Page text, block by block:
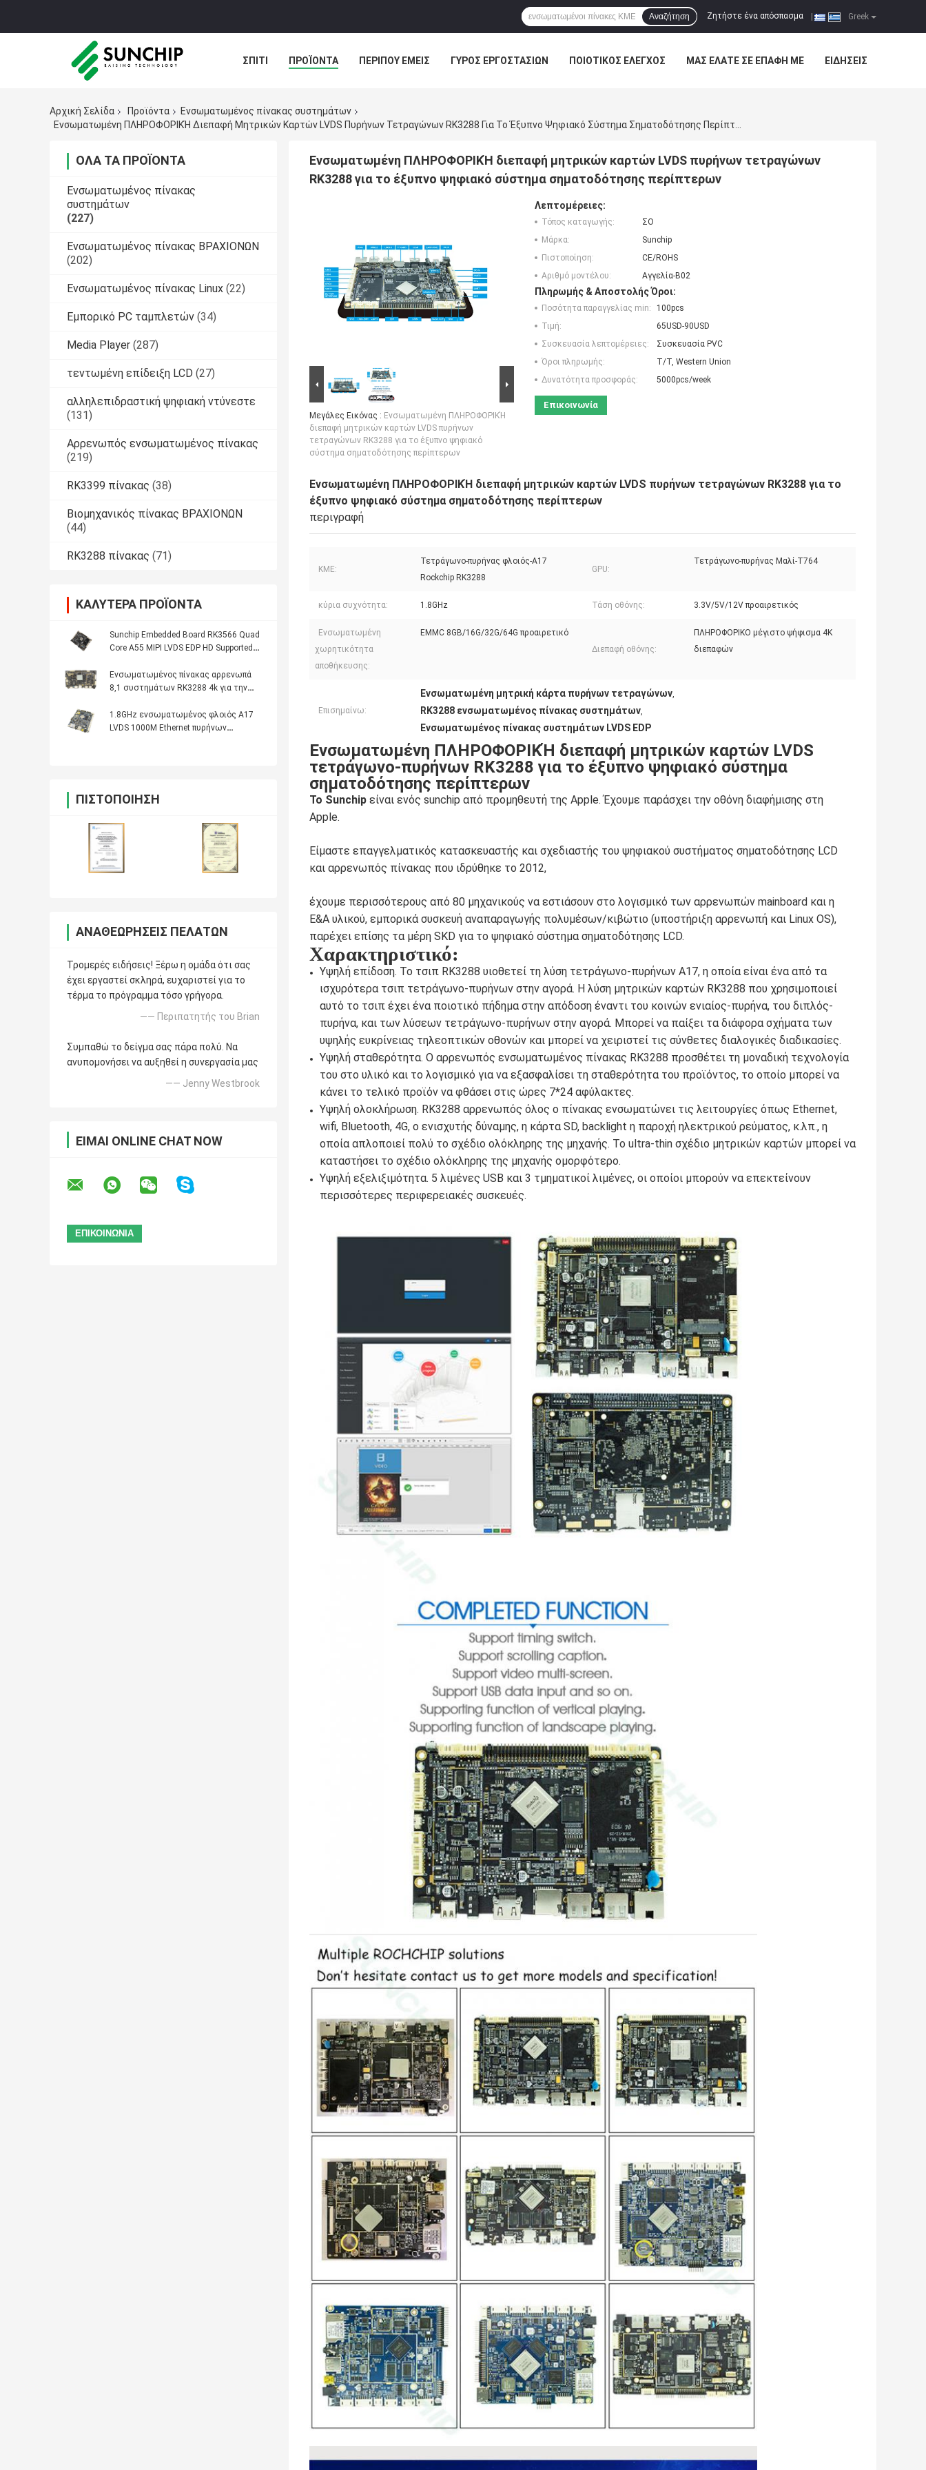
Greek
Ζητήστε ένα απόσπασμα
Αναζήτηση
ΣΠΊΤΙ ΠΡΟΪΌΝΤΑ ΠΕΡΊΠΟΥ ΕΜΕΊΣ ΓΎΡΟΣ ΕΡΓΟΣΤΑΣΊΩΝ ΠΟΙΟΤΙΚΌΣ ΈΛΕΓΧΟΣ ΜΑΣ ΕΛΆΤΕ ΣΕ ΕΠΑΦΉ ΜΕ ΕΙΔΉΣΕΙΣ
Αρχική Σελίδα
Προϊόντα
Ενσωματωμένος πίνακας συστημάτων
ΌΛΑ ΤΑ ΠΡΟΪΌΝΤΑ
Ενσωματωμένος πίνακας
συστημάτων
(227)
Ενσωματωμένος πίνακας ΒΡΑΧΙΟΝΩΝ
(202)
Ενσωματωμένος πίνακας Linux (22)
Εμπορικό PC ταμπλετών (34)
Media Player (287)
τεντωμένη επίδειξη LCD (27)
αλληλεπιδραστική ψηφιακή ντύνεστε
(131)
Αρρενωπός ενσωματωμένος πίνακας
(219)
RK3399 πίνακας (38)
Βιομηχανικός πίνακας ΒΡΑΧΙΟΝΩΝ
(44)
RK3288 πίνακας (71)
ΚΑΛΎΤΕΡΑ ΠΡΟΪΌΝΤΑ
Sunchip Embedded Board RK3566 Quad
Core A55 MIPI LVDS EDP HD Supported
Ενσωματωμένος πίνακας αρρενωπά
8,1 συστημάτων RK3288 4k για την
1.8GHz ενσωματωμένος φλοιός A17
LVDS 1000M Ethernet πυρήνων
ΠΙΣΤΟΠΟΊΗΣΗ
ΑΝΑΘΕΩΡΉΣΕΙΣ ΠΕΛΑΤΏΝ
Τρομερές ειδήσεις! Ξέρω η ομάδα ότι σας
έχει εργαστεί σκληρά, ευχαριστεί για το
τέρμα το πρόγραμμα τόσο γρήγορα.
—— Περιπατητής του Brian
Συμπαθώ το δείγμα σας πάρα πολύ. Να
ανυπομονήσει να αυξηθεί η συνεργασία μας
—— Jenny Westbrook
ΕΊΜΑΙ ONLINE CHAT NOW
Ενσωματωμένη ΠΛΗΡΟΦΟΡΙΚΉ διεπαφή μητρικών καρτών LVDS πυρήνων τετραγώνων
RK3288 για το έξυπνο ψηφιακό σύστημα σηματοδότησης περίπτερων
Μεγάλες Εικόνας : Ενσωματωμένη ΠΛΗΡΟΦΟΡΙΚΉ
διεπαφή μητρικών καρτών LVDS πυρήνων
τετραγώνων RK3288 για το έξυπνο ψηφιακό
σύστημα σηματοδότησης περίπτερων
Λεπτομέρειες:
Τόπος καταγωγής:
ΣΟ
Μάρκα:
Sunchip
Πιστοποίηση:
CE/ROHS
Αριθμό μοντέλου:
Αγγελία-B02
Πληρωμής & Αποστολής Όροι:
Ποσότητα παραγγελίας min:
100pcs
Τιμή:
65USD-90USD
Συσκευασία λεπτομέρειες:
Συσκευασία PVC
Όροι πληρωμής:
T/T, Western Union
Δυνατότητα προσφοράς:
5000pcs/week
Επικοινωνία
Ενσωματωμένη ΠΛΗΡΟΦΟΡΙΚΉ διεπαφή μητρικών καρτών LVDS πυρήνων τετραγώνων RK3288 για το
έξυπνο ψηφιακό σύστημα σηματοδότησης περίπτερων
περιγραφή
ΚΜΕ:
Τετράγωνο-πυρήνας φλοιός-A17
Rockchip RK3288
GPU:
Τετράγωνο-πυρήνας Μαλί-T764
κύρια συχνότητα: 1.8GHz Τάση οθόνης: 3.3V/5V/12V προαιρετικός
Ενσωματωμένη
χωρητικότητα
αποθήκευσης:
EMMC 8GB/16G/32G/64G προαιρετικό
Διεπαφή οθόνης:
ΠΛΗΡΟΦΟΡΙΚΟ μέγιστο ψήφισμα 4K
διεπαφών
Επισημαίνω:
Ενσωματωμένη μητρική κάρτα πυρήνων τετραγώνων
RK3288 ενσωματωμένος πίνακας συστημάτων
Ενσωματωμένος πίνακας συστημάτων LVDS EDP
Ενσωματωμένη ΠΛΗΡΟΦΟΡΙΚΉ διεπαφή μητρικών καρτών LVDS
τετράγωνο-πυρήνων RK3288 για το έξυπνο ψηφιακό σύστημα
σηματοδότησης περίπτερων
Το Sunchip είναι ενός sunchip από προμηθευτή της Apple. Έχουμε παράσχει την οθόνη διαφήμισης στη
Apple.
Είμαστε επαγγελματικός κατασκευαστής και σχεδιαστής του ψηφιακού συστήματος σηματοδότησης LCD
και αρρενωπός πίνακας που ιδρύθηκε το 2012,
έχουμε περισσότερους από 80 μηχανικούς να εστιάσουν στο λογισμικό των αρρενωπών mainboard και η
Ε&Α υλικού, εμπορικά συσκευή αναπαραγωγής πολυμέσων/κιβώτιο (υποστήριξη αρρενωπή και Linux OS),
παρέχει επίσης τα μέρη SKD για το ψηφιακό σύστημα σηματοδότησης LCD.
Χαρακτηριστικό:
Υψηλή επίδοση. Το τσιπ RK3288 υιοθετεί τη λύση τετράγωνο-πυρήνων A17, η οποία είναι ένα από τα
ισχυρότερα τσιπ τετράγωνο-πυρήνων στην αγορά. Η λύση μητρικών καρτών RK3288 που χρησιμοποιεί
αυτό το τσιπ έχει ένα ποιοτικό πήδημα στην απόδοση έναντι του κοινών ενιαίος-πυρήνα, του διπλός-
πυρήνα, και των λύσεων τετράγωνο-πυρήνων στην αγορά. Μπορεί να παίξει τα διάφορα σχήματα των
υψηλής ευκρίνειας τηλεοπτικών οθονών και μπορεί να χειριστεί τις σύνθετες διαλογικές διαδικασίες.
Υψηλή σταθερότητα. Ο αρρενωπός ενσωματωμένος πίνακας RK3288 προσθέτει τη μοναδική τεχνολογία
του στο υλικό και το λογισμικό για να εξασφαλίσει τη σταθερότητα του προϊόντος, το οποίο μπορεί να
κάνει το τελικό προϊόν να φθάσει στις ώρες 7*24 αφύλακτες.
Υψηλή ολοκλήρωση. RK3288 αρρενωπός όλος ο πίνακας ενσωματώνει τις λειτουργίες όπως Ethernet,
wifi, Bluetooth, 4G, ο ενισχυτής δύναμης, η κάρτα SD, backlight η παροχή ηλεκτρικού ρεύματος, κ.λπ., η
οποία απλοποιεί πολύ το σχέδιο ολόκληρης της μηχανής. Το ultra-thin σχέδιο μητρικών καρτών μπορεί να
καταστήσει το σχέδιο ολόκληρης της μηχανής ομορφότερο.
Υψηλή εξελιξιμότητα. 5 λιμένες USB και 3 τμηματικοί λιμένες, οι οποίοι μπορούν να επεκτείνουν
περισσότερες περιφερειακές συσκευές.